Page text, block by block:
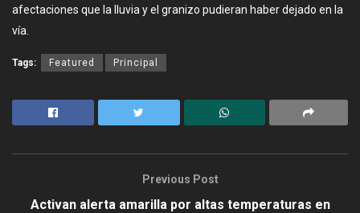
afectaciones que la lluvia y el granizo pudieran haber dejado en la
vía.
Tags: Featured Principal
Previous Post
Activan alerta amarilla por altas temperaturas en